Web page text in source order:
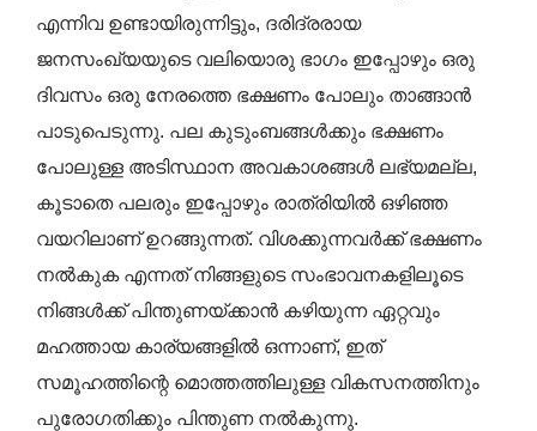
എന്നിവ ഉണ്ടായിരുന്നിട്ടും, ദരിദ്രരായ
ജനസംഖ്യയുടെ വലിയൊരു ഭാഗം ഇപ്പോഴും ഒരു
ദിവസം ഒരു നേരത്തെ ഭക്ഷണം പോലും താങ്ങാൻ
പാടുപെടുന്നു. പല കുടുംബങ്ങൾക്കും ഭക്ഷണം
പോലുള്ള അടിസ്ഥാന അവകാശങ്ങൾ ലഭ്യമല്ല,
കൂടാതെ പലരും ഇപ്പോഴും രാത്രിയിൽ ഒഴിഞ്ഞ
വയറിലാണ് ഉറങ്ങുന്നത്. വിശക്കുന്നവർക്ക് ഭക്ഷണം
നൽകുക എന്നത് നിങ്ങളുടെ സംഭാവനകളിലൂടെ
നിങ്ങൾക്ക് പിന്തുണയ്ക്കാൻ കഴിയുന്ന ഏറ്റവും
മഹത്തായ കാര്യങ്ങളിൽ ഒന്നാണ്, ഇത്
സമൂഹത്തിന്റെ മൊത്തത്തിലുള്ള വികസനത്തിനും
പുരോഗതിക്കും പിന്തുണ നൽകുന്നു.